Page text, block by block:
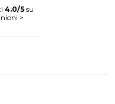
4.0/5 su
>